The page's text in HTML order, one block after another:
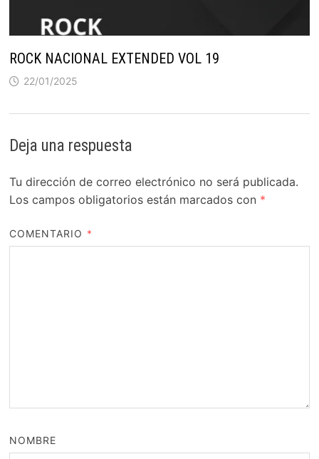
ROCK NACIONAL EXTENDED VOL 19
22/01/2025
Deja una respuesta
Tu dirección de correo electrónico no será publicada.
Los campos obligatorios están marcados con *
COMENTARIO *
NOMBRE